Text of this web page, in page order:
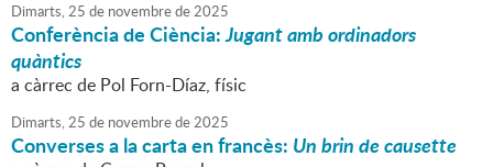
Dimarts,25 de novembrede2025
Conferència de Ciència:Jugant amb ordinadors
quàntics
a càrrec de Pol Forn-Díaz, físic
Dimarts,25 de novembrede2025
Converses a la carta en francès: Un brin de causette